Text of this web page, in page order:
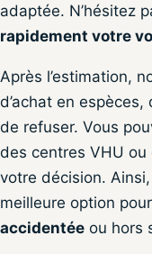
adaptée. N’hésitez
rapidement votre
Après l’estimation,
d’achat en espèces,
de refuser. Vous
des centres VHU
votre décision.
meilleure option
accidentée ou hors